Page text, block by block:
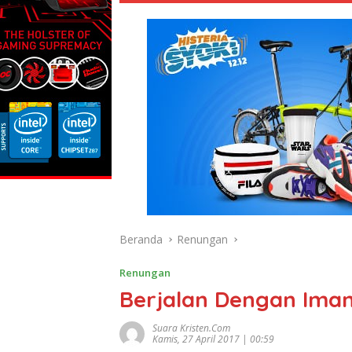
Beranda Renungan
Renungan
Berjalan Dengan
Suara Kristen.com
Kamis, 27 April 2017 | 00:59